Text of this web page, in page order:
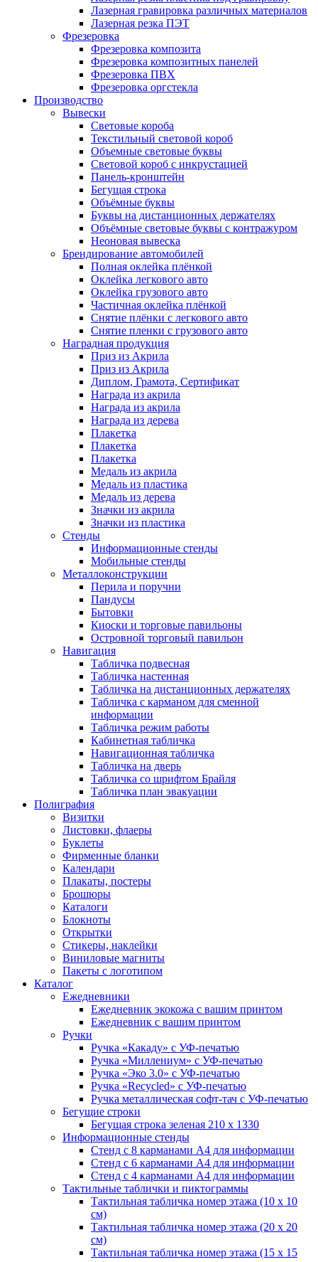
Лазерная гравировка различных материалов
Лазерная резка ПЭТ
Фрезеровка
Фрезеровка композита
Фрезеровка композитных панелей
Фрезеровка ПВХ
Фрезеровка оргстекла
Производство
Вывески
Световые короба
Текстильный световой короб
Объемные световые буквы
Световой короб с инкрустацией
Панель-кронштейн
Бегущая строка
Объёмные буквы
Буквы на дистанционных держателях
Объёмные световые буквы с контражуром
Неоновая вывеска
Брендирование автомобилей
Полная оклейка плёнкой
Оклейка легкового авто
Оклейка грузового авто
Частичная оклейка плёнкой
Снятие плёнки с легкового авто
Снятие пленки с грузового авто
Наградная продукция
Приз из Акрила
Приз из Акрила
Диплом, Грамота, Сертификат
Награда из акрила
Награда из акрила
Награда из дерева
Плакетка
Плакетка
Плакетка
Медаль из акрила
Медаль из пластика
Медаль из дерева
Значки из акрила
Значки из пластика
Cтенды
Информационные стенды
Мобильные стенды
Металлоконструкции
Перила и поручни
Пандусы
Бытовки
Киоски и торговые павильоны
Островной торговый павильон
Навигация
Табличка подвесная
Табличка настенная
Табличка на дистанционных держателях
Табличка с карманом для сменной
информации
Табличка режим работы
Кабинетная табличка
Навигационная табличка
Табличка на дверь
Табличка со шрифтом Брайля
Табличка план эвакуации
Полиграфия
Визитки
Листовки, флаеры
Буклеты
Фирменные бланки
Календари
Плакаты, постеры
Брошюры
Каталоги
Блокноты
Открытки
Стикеры, наклейки
Виниловые магниты
Пакеты с логотипом
Каталог
Ежедневники
Ежедневник экокожа с вашим принтом
Ежедневник с вашим принтом
Ручки
Ручка «Какаду» с УФ-печатью
Ручка «Миллениум» с УФ-печатью
Ручка «Эко 3.0» с УФ-печатью
Ручка «Recycled» с УФ-печатью
Ручка металлическая софт-тач с УФ-печатью
Бегущие строки
Бегущая строка зеленая 210 х 1330
Информационные стенды
Стенд с 8 карманами А4 для информации
Стенд с 6 карманами А4 для информации
Стенд с 4 карманами А4 для информации
Тактильные таблички и пиктограммы
Тактильная табличка номер этажа (10 x 10
см)
Тактильная табличка номер этажа (20 x 20
см)
Тактильная табличка номер этажа (15 х 15